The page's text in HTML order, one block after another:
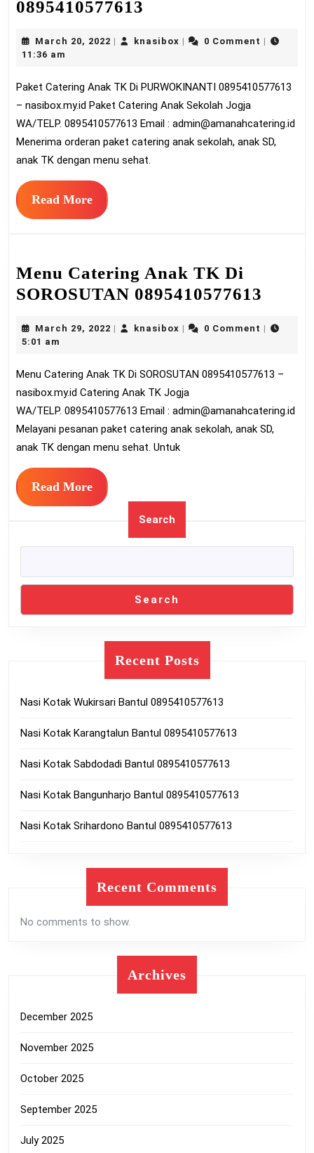
0895410577613
Anak
Di
PURWOKINANTI
0895410577613
March 20, 2022 Marchknasiboxknasibox0 Comment
11:36 am
Paket Catering Anak TK Di PURWOKINANTI 0895410577613
– nasibox.my.id Paket Catering Anak Sekolah Jogja
WA/TELP. 0895410577613 Email : admin@amanahcatering.id
Menerima orderan paket catering anak sekolah, anak SD,
anak TK dengan menu sehat.
Read MoreRead
More
Menu Catering Anak TK Di
SOROSUTAN 0895410577613
Anak
Di
March 29, 2022 Marchknasiboxknasibox0 Comment
5:01 am
Menu Catering Anak TK Di SOROSUTAN 0895410577613 –
nasibox.my.id Catering Anak TK Jogja
WA/TELP. 0895410577613 Email : admin@amanahcatering.id
Melayani pesanan paket catering anak sekolah, anak SD,
anak TK dengan menu sehat. Untuk
Read MoreRead
More
Search
Search
Recent Posts
Nasi Kotak Wukirsari Bantul 0895410577613
Nasi Kotak Karangtalun Bantul 0895410577613
Nasi Kotak Sabdodadi Bantul 0895410577613
Nasi Kotak Bangunharjo Bantul 0895410577613
Nasi Kotak Srihardono Bantul 0895410577613
Recent Comments
No comments to show.
Archives
December 2025
November 2025
October 2025
September 2025
July 2025